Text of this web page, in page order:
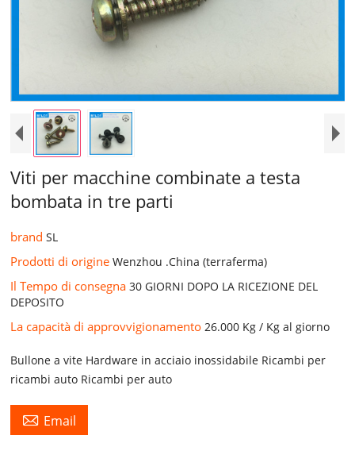
Viti per macchine combinate a testa
bombata in tre parti
brandSL
Prodotti di origineWenzhou .China (terraferma)
Il Tempo di consegna30 GIORNI DOPO LA RICEZIONE DEL
DEPOSITO
La capacità di approvvigionamento26.000 Kg / Kg al giorno
Bullone a vite Hardware in acciaio inossidabile Ricambi per
ricambi auto Ricambi per auto
 Email